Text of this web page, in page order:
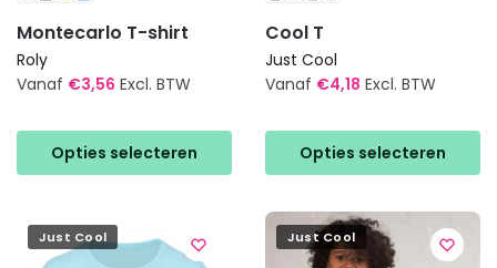
Montecarlo T-shirt
Roly
Vanaf €3,56 Excl. BTW
Opties selecteren
product
heeft
variaties.
Deze
Cool T
Just Cool
Vanaf €4,18 Excl. BTW
Opties selecteren
product
heeft
variaties.
Deze
Just Cool Just Cool